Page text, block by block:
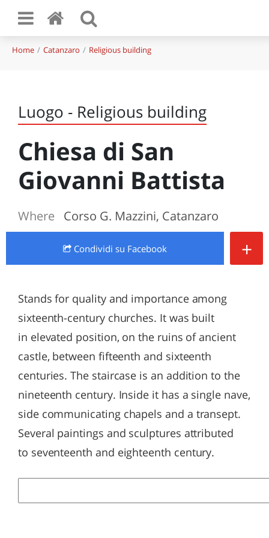
Home Catanzaro Religious building
Luogo - Religious building
Chiesa di San
Giovanni Battista
Where Corso G. Mazzini, Catanzaro
Condividi su Facebook +
Stands for quality and importance among
sixteenth-century churches. It was built
in elevated position, on the ruins of ancient
castle, between fifteenth and sixteenth
centuries. The staircase is an addition to the
nineteenth century. Inside it has a single nave,
side communicating chapels and a transept.
Several paintings and sculptures attributed
to seventeenth and eighteenth century.